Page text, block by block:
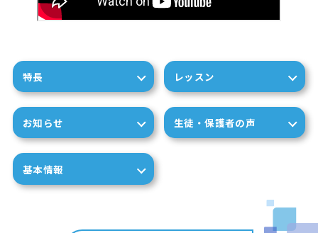
特長 レッスン
お知らせ 生徒・保護者の声
基本情報